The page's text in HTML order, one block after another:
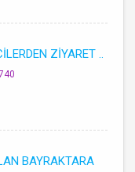
ZİYARET ..
BAYRAKTARA